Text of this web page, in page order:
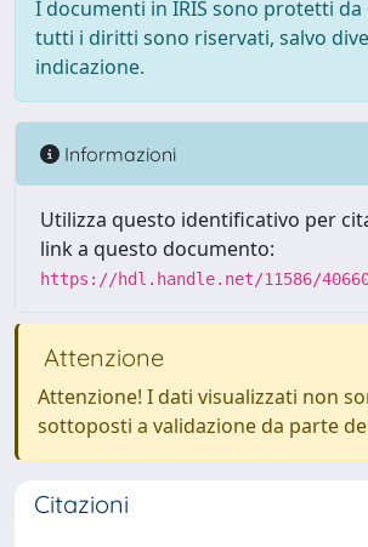
I documenti in IRIS sono protetti
tutti i diritti sono riservati, salvo
indicazione.
Informazioni
Utilizza questo identificativo per
link a questo documento:
https://hdl.handle.net/11586/
Attenzione
Attenzione! I dati visualizzati non
sottoposti a validazione da parte
Citazioni